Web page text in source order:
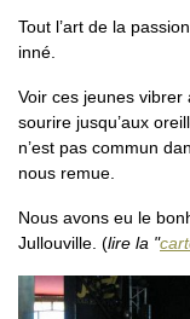
Tout l’art de la
inné.
Voir ces jeunes vibrer
sourire jusqu’aux
n’est pas commun
nous remue.
Nous avons eu le
Jullouville. (lire la "